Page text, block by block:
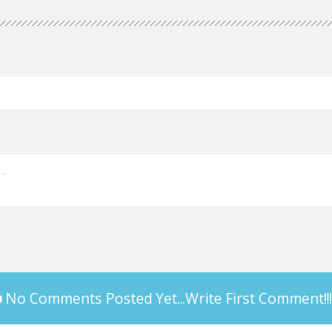
No Comments Posted Yet...Write First Comment!!!